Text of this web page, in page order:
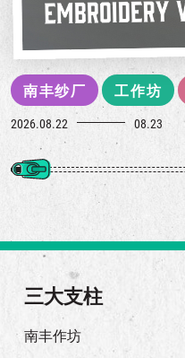
南丰纱厂 工作坊
2026.08.22 08.23
三大支柱
南丰作坊